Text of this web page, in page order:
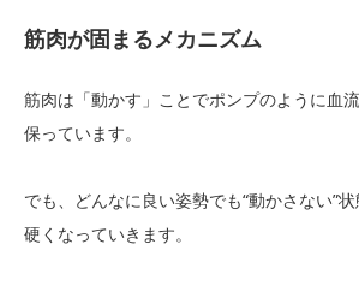
筋肉が固まるメカニズム
筋肉は「動かす」ことでポンプのように血
保っています。
でも、どんなに良い姿勢でも“動かさない”
硬くなっていきます。